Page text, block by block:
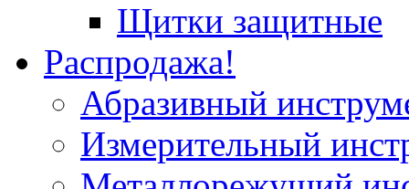
Щитки защитные
Распродажа!
Абразивный
Измерительный